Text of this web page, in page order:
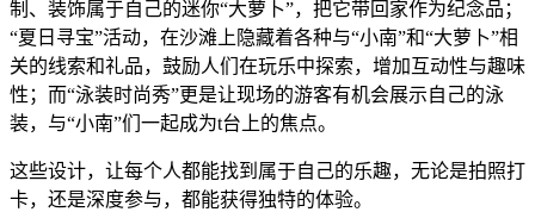
制、装饰属于自己的迷你“大萝卜”，把它带回家作为纪念品；
“夏日寻宝”活动，在沙滩上隐藏着各种与“小南”和“大萝卜”相
关的线索和礼品，鼓励人们在玩乐中探索，增加互动性与趣味
性；而“泳装时尚秀”更是让现场的游客有机会展示自己的泳
装，与“小南”们一起成为t台上的焦点。
这些设计，让每个人都能找到属于自己的乐趣，无论是拍照打
卡，还是深度参与，都能获得独特的体验。